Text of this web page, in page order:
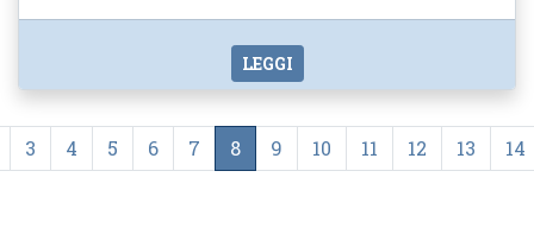
LEGGI
3 4 5 6 7 8 9 10 11 12 13 14